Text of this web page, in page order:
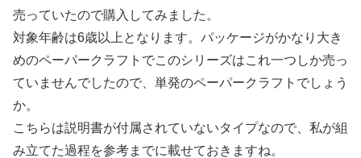
売っていたので購入してみました。
対象年齢は6歳以上となります。パッケージがかなり大き
めのペーパークラフトでこのシリーズはこれ一つしか売っ
ていませんでしたので、単発のペーパークラフトでしょう
か。
こちらは説明書が付属されていないタイプなので、私が組
み立てた過程を参考までに載せておきますね。